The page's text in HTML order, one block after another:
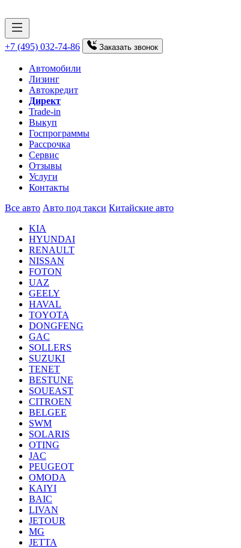
+7 (495) 032-74-86 Заказать звонок
Автомобили
Лизинг
Автокредит
Директ
Trade-in
Выкуп
Госпрограммы
Рассрочка
Сервис
Отзывы
Услуги
Контакты
Все авто Авто под такси Китайские авто
KIA
HYUNDAI
RENAULT
NISSAN
FOTON
UAZ
GEELY
HAVAL
TOYOTA
DONGFENG
GAC
SOLLERS
SUZUKI
TENET
BESTUNE
SOUEAST
CITROEN
BELGEE
SWM
SOLARIS
OTING
JAC
PEUGEOT
OMODA
KAIYI
BAIC
LIVAN
JETOUR
MG
JETTA